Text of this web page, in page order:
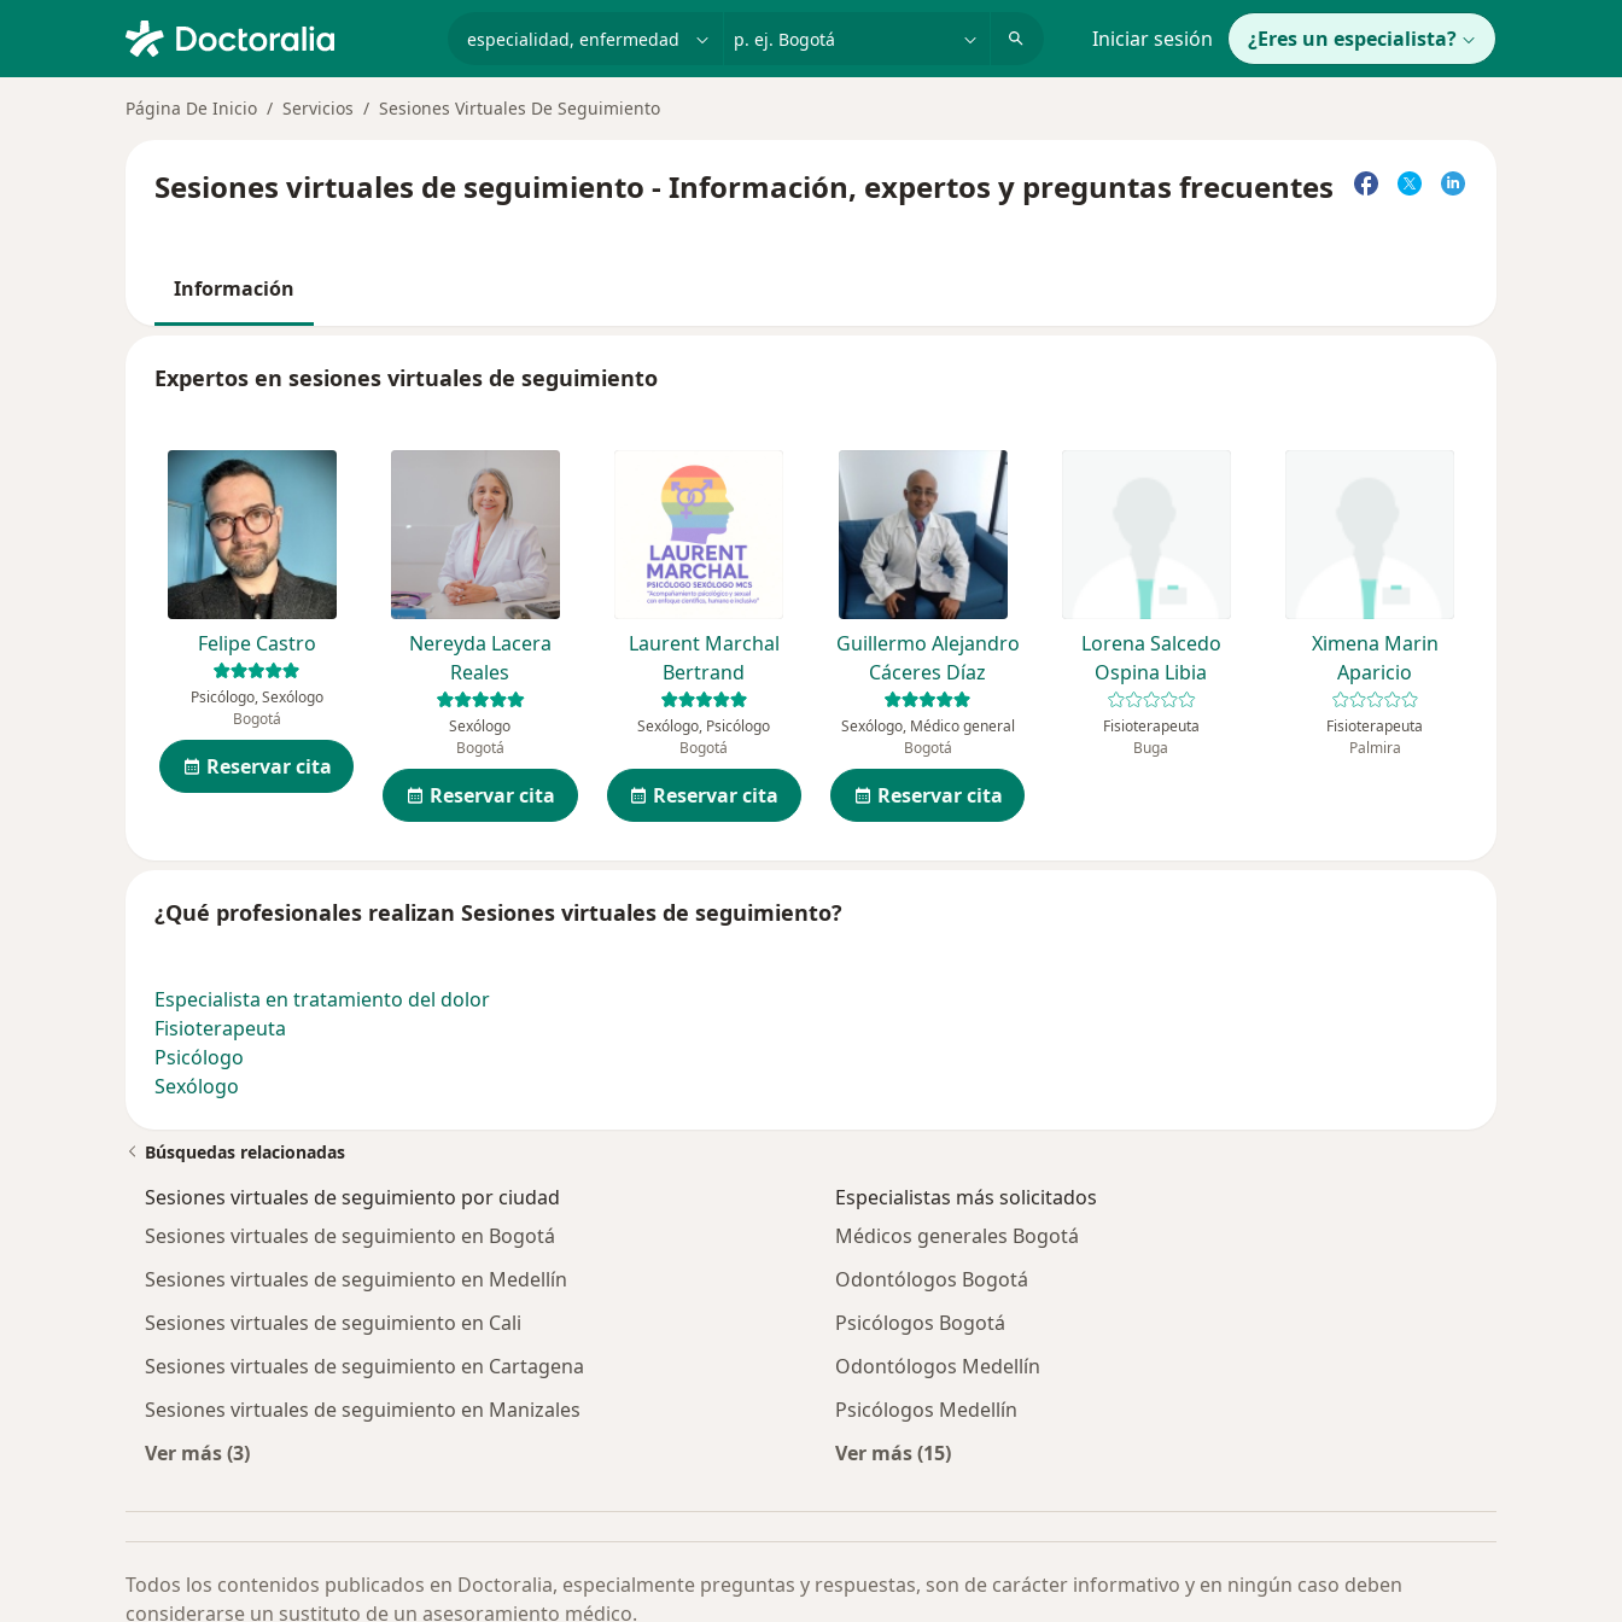
p. ej. Bogotá Iniciar sesión ¿Eres un especialista?
Página De Inicio Servicios Sesiones Virtuales De Seguimiento
Sesiones virtuales de seguimiento - Información, expertos y preguntas frecuentes
Información
Expertos en sesiones virtuales de seguimiento
Felipe Castro
Psicólogo, Sexólogo
Bogotá
Reservar cita
Nereyda Lacera
Reales
Sexólogo
Bogotá
Reservar cita
Laurent Marchal
Bertrand
Sexólogo, Psicólogo
Bogotá
Reservar cita
Guillermo Alejandro
Cáceres Díaz
Sexólogo, Médico general
Bogotá
Reservar cita
Lorena Salcedo
Ospina Libia
Fisioterapeuta
Buga
Ximena Marin
Aparicio
Fisioterapeuta
Palmira
¿Qué profesionales realizan Sesiones virtuales de seguimiento?
Especialista en tratamiento del dolor
Fisioterapeuta
Psicólogo
Sexólogo
Búsquedas relacionadas
Sesiones virtuales de seguimiento por ciudad
Sesiones virtuales de seguimiento en Bogotá
Sesiones virtuales de seguimiento en Medellín
Sesiones virtuales de seguimiento en Cali
Sesiones virtuales de seguimiento en Cartagena
Sesiones virtuales de seguimiento en Manizales
Ver más (3)
Especialistas más solicitados
Médicos generales Bogotá
Odontólogos Bogotá
Psicólogos Bogotá
Odontólogos Medellín
Psicólogos Medellín
Ver más (15)
Todos los contenidos publicados en Doctoralia, especialmente preguntas y respuestas, son de carácter informativo y en ningún caso deben
considerarse un sustituto de un asesoramiento médico.